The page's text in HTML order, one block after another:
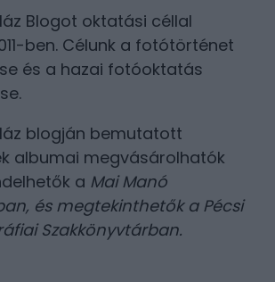
Blogot oktatási céllal
ben. Célunk a fotótörténet
és a hazai fotóoktatás
blogján bemutatott
albumai megvásárolhatók
a Mai Manó
, és megtekinthetők a Pécsi
Szakkönyvtárban.